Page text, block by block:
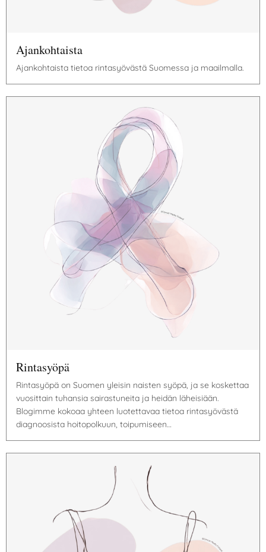
Ajankohtaista
Ajankohtaista tietoa rintasyövästä Suomessa ja maailmalla.
Rintasyöpä
Rintasyöpä on Suomen yleisin naisten syöpä, ja se koskettaa
vuosittain tuhansia sairastuneita ja heidän läheisiään.
Blogimme kokoaa yhteen luotettavaa tietoa rintasyövästä
diagnoosista hoitopolkuun, toipumiseen…